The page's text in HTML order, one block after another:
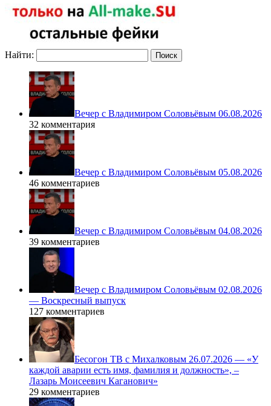
Найти:
Вечер с Владимиром Соловьёвым 06.08.2026
32 комментария
Вечер с Владимиром Соловьёвым 05.08.2026
46 комментариев
Вечер с Владимиром Соловьёвым 04.08.2026
39 комментариев
Вечер с Владимиром Соловьёвым 02.08.2026
— Воскресный выпуск
127 комментариев
Бесогон ТВ с Михалковым 26.07.2026 — «У
каждой аварии есть имя, фамилия и должность», –
Лазарь Моисеевич Каганович»
29 комментариев